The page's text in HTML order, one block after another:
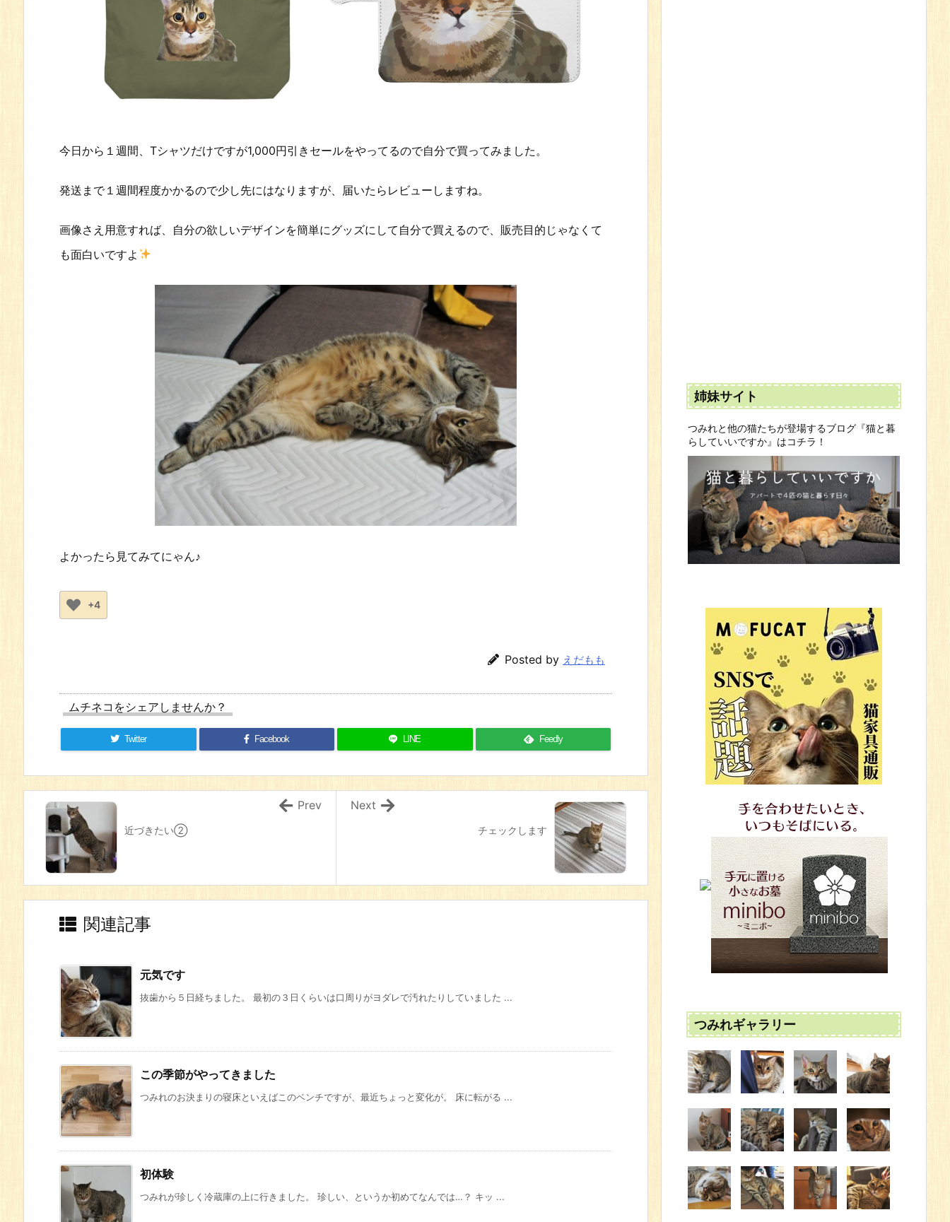
今日から１週間、Tシャツだけですが1,000円引きセールをやってるので自分で買ってみました。
発送まで１週間程度かかるので少し先にはなりますが、届いたらレビューしますね。
画像さえ用意すれば、自分の欲しいデザインを簡単にグッズにして自分で買えるので、販売目的じゃなくて
も面白いですよ
よかったら見てみてにゃん♪
+4
Posted by えだもも
ムチネコをシェアしませんか？
Twitter Facebook LINE Feedly
チェックします
Next
近づきたい②
Prev
関連記事
元気です
抜歯から５日経ちました。 最初の３日くらいは口周りがヨダレで汚れたりしていました ...
この季節がやってきました
つみれのお決まりの寝床といえばこのベンチですが、最近ちょっと変化が。 床に転がる ...
初体験
つみれが珍しく冷蔵庫の上に行きました。 珍しい、というか初めてなんでは…？ キッ ...
姉妹サイト
つみれと他の猫たちが登場するブログ『猫と暮
らしていいですか』はコチラ！
つみれギャラリー